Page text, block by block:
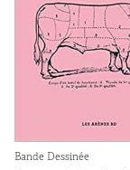
Bande Dessinée